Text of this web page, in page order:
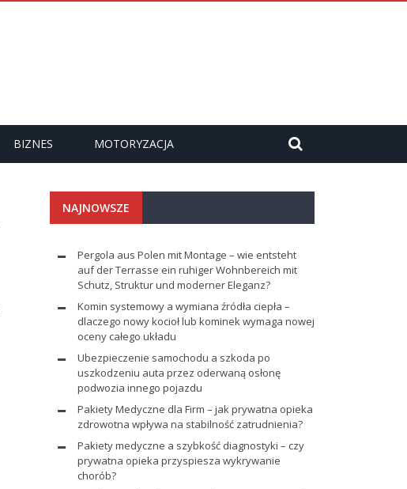
BIZNES MOTORYZACJA
NAJNOWSZE
Pergola aus Polen mit Montage – wie entsteht
auf der Terrasse ein ruhiger Wohnbereich mit
Schutz, Struktur und moderner Eleganz?
Komin systemowy a wymiana źródła ciepła –
dlaczego nowy kocioł lub kominek wymaga nowej
oceny całego układu
Ubezpieczenie samochodu a szkoda po
uszkodzeniu auta przez oderwaną osłonę
podwozia innego pojazdu
Pakiety Medyczne dla Firm – jak prywatna opieka
zdrowotna wpływa na stabilność zatrudnienia?
Pakiety medyczne a szybkość diagnostyki – czy
prywatna opieka przyspiesza wykrywanie
chorób?